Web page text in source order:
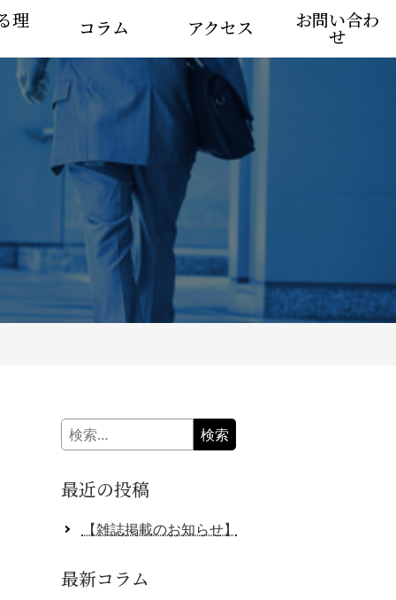
理 コラム アクセス お問い合わ
せ
検
索:
最近の投稿
【雑誌掲載のお知らせ】
最新コラム